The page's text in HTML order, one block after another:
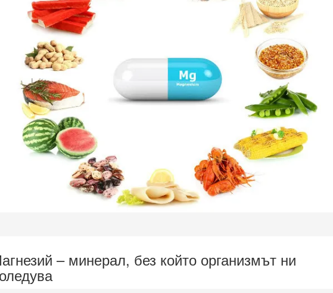
– минерал, без който организмът ни